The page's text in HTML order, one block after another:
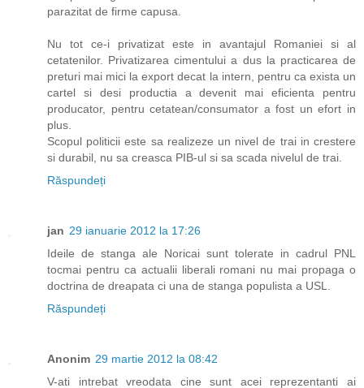
parazitat de firme capusa.
Nu tot ce-i privatizat este in avantajul Romaniei si al
cetatenilor. Privatizarea cimentului a dus la practicarea de
preturi mai mici la export decat la intern, pentru ca exista un
cartel si desi productia a devenit mai eficienta pentru
producator, pentru cetatean/consumator a fost un efort in
plus.
Scopul politicii este sa realizeze un nivel de trai in crestere
si durabil, nu sa creasca PIB-ul si sa scada nivelul de trai.
Răspundeți
jan 29 ianuarie 2012 la 17:26
Ideile de stanga ale Noricai sunt tolerate in cadrul PNL
tocmai pentru ca actualii liberali romani nu mai propaga o
doctrina de dreapata ci una de stanga populista a USL.
Răspundeți
Anonim 29 martie 2012 la 08:42
V-ati intrebat vreodata cine sunt acei reprezentanti ai